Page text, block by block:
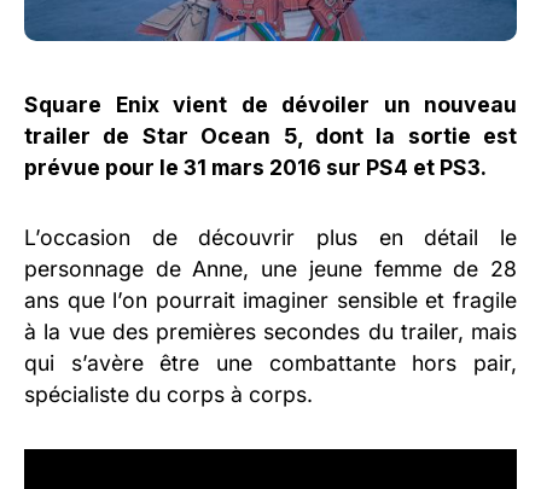
Square Enix vient de dévoiler un nouveau
trailer de Star Ocean 5, dont la sortie est
prévue pour le 31 mars 2016 sur PS4 et PS3.
L’occasion de découvrir plus en détail le
personnage de Anne, une jeune femme de 28
ans que l’on pourrait imaginer sensible et fragile
à la vue des premières secondes du trailer, mais
qui s’avère être une combattante hors pair,
spécialiste du corps à corps.